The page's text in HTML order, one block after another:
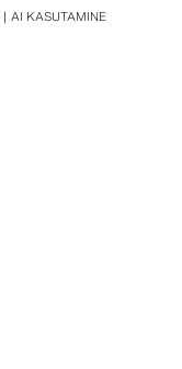
AI KASUTAMINE